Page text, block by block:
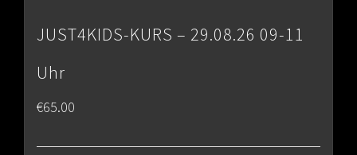
JUST4KIDS-KURS – 29.08.26 09-11
Uhr
€65.00